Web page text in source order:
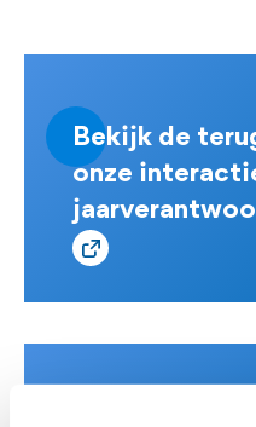
Bekijk de
onze